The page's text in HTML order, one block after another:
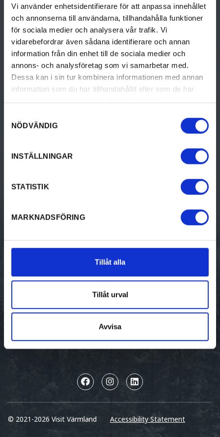
Vi använder enhetsidentifierare för att anpassa innehållet
och annonserna till användarna, tillhandahålla funktioner
för sociala medier och analysera vår trafik. Vi
vidarebefordrar även sådana identifierare och annan
information från din enhet till de sociala medier och
annons- och analysföretag som vi samarbetar med.
Dessa kan i sin tur kombinera informationen med annan
information som du har tillhandahållit eller som de har
samlat in när du har använt deras tjänster.
NÖDVÄNDIG
INSTÄLLNINGAR
STATISTIK
MARKNADSFÖRING
Tillåt alla
Tillåt urval
Avvisa
visitvarmland.com is operated and developed by Visit Värmland
and the municipalities of Värmland.
Tourist Information
THINGS TO DO
Accommodation
DISCOVER VÄRMLAND
Destinations in Värmland
SEASONS
Spring
FOR BUSINESS
Visit Värmland Corporate
© 2021-2026 Visit Värmland Accessibility Statement